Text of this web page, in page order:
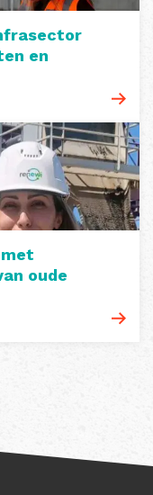
en
oude